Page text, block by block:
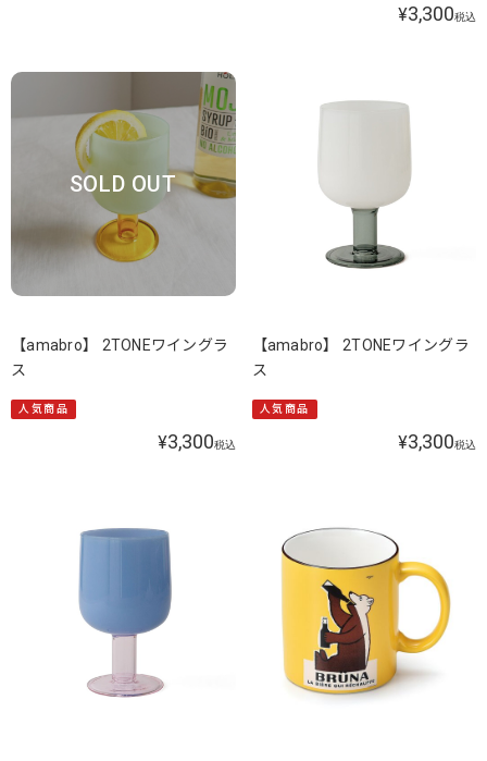
¥3,300税込
SOLD OUT
【amabro】 2TONEワイングラ
ス
人気商品
¥3,300税込
【amabro】 2TONEワイングラ
ス
人気商品
¥3,300税込